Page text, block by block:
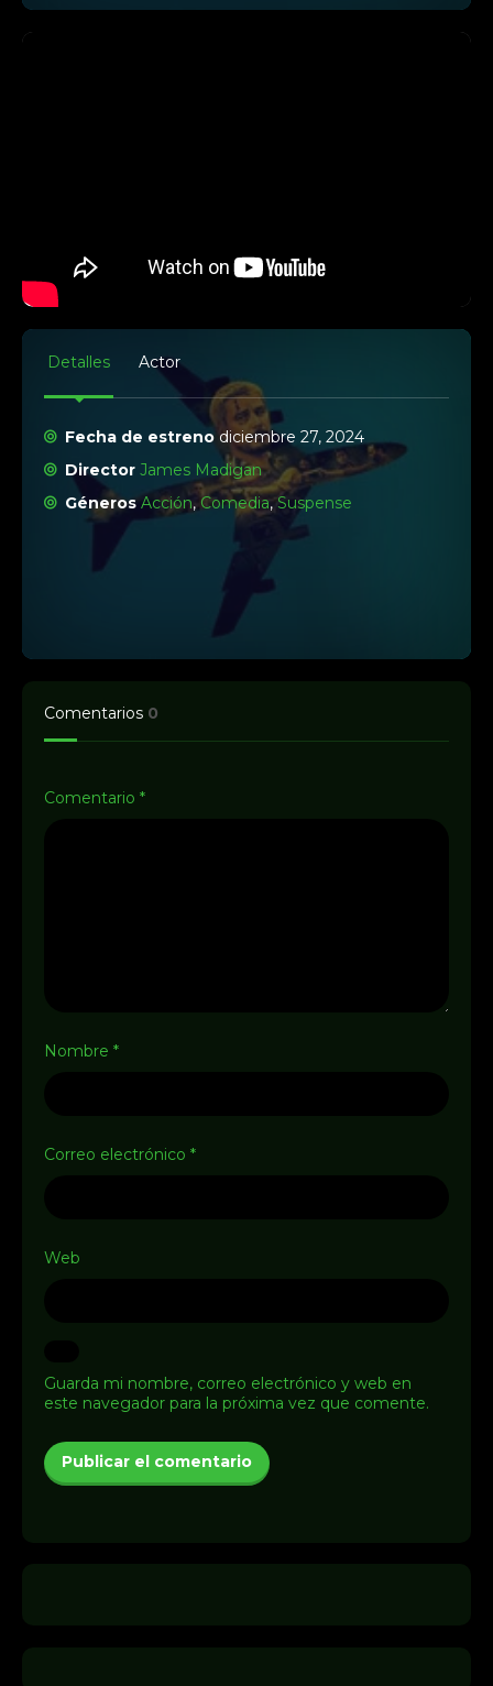
Detalles Actor
Fecha de estreno diciembre 27, 2024
Director James Madigan
Géneros Acción,Comedia,Suspense
Comentarios 0
Comentario *
Nombre *
Correo electrónico *
Web
Guarda mi nombre, correo electrónico y web en
este navegador para la próxima vez que comente.